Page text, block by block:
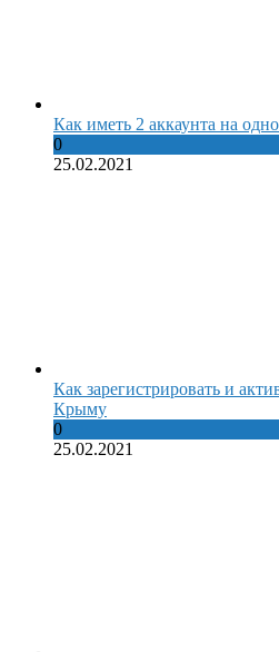
Как иметь 2 аккаунта на
0
25.02.2021
Как зарегистрировать и
Крыму
0
25.02.2021